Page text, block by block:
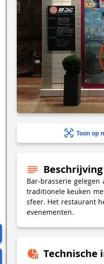
Toon op
Beschrijving
Bar-brasserie
traditionele keuken
sfeer. Het restaurant
evenementen.
Technische